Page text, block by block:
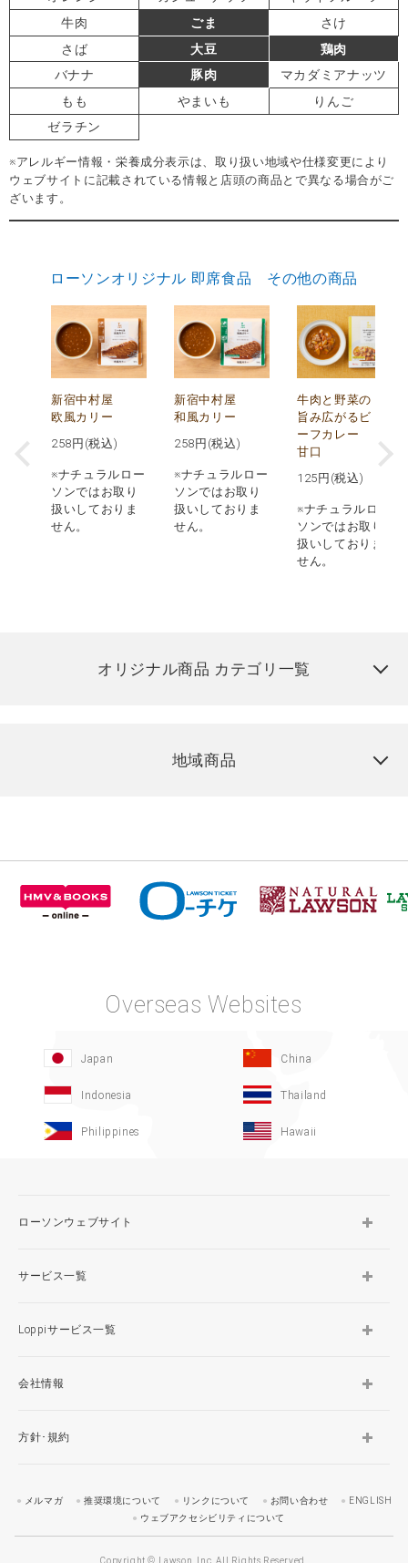
牛肉
ごま
さけ
さば
大豆
鶏肉
バナナ
豚肉
マカダミアナッツ
もも
やまいも
りんご
ゼラチン
※アレルギー情報・栄養成分表示は、取り扱い地域や仕様変更により
ウェブサイトに記載されている情報と店頭の商品とで異なる場合がご
ざいます。
ローソンオリジナル 即席食品 その他の商品
新宿中村屋
欧風カリー
258 円(税込)
※ナチュラルロー
ソンではお取り
扱いしておりま
せん。
新宿中村屋
和風カリー
258 円(税込)
※ナチュラルロー
ソンではお取り
扱いしておりま
せん。
牛肉と野菜の
旨み広がるビ
ーフカレー
甘口
125 円(税込)
※ナチュラルロー
ソンではお取り
扱いしておりま
せん。
オリジナル商品 カテゴリ一覧
地域商品
Overseas Websites
Japan China
Indonesia Thailand
Philippines Hawaii
ローソンウェブサイト
サービス一覧
Loppiサービス一覧
会社情報
方針･規約
メルマガ 推奨環境について リンクについて お問い合わせ
ENGLISH
ウェブアクセシビリティについて
Copyright © Lawson, Inc. All Rights Reserved.